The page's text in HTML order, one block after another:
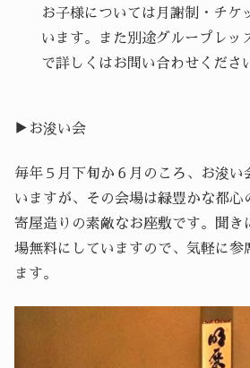
お子様については月謝制・チケ
います。また別途グループレッ
で詳しくはお問い合わせくださ
▶︎お浚い会
毎年５月下旬か６月のころ、お浚い
いますが、その会場は緑豊かな都心
寄屋造りの素敵なお座敷です。聞き
場無料にしていますので、気軽に参
ます。